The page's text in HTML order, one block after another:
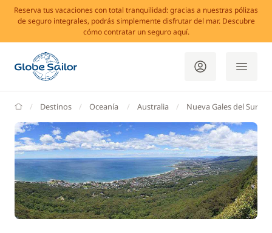
Reserva tus vacaciones con total tranquilidad: gracias a nuestras pólizas
de seguro integrales, podrás simplemente disfrutar del mar. Descubre
cómo contratar un seguro aquí.
GlobeSailor
Destinos Oceanía Australia Nueva Gales del Sur